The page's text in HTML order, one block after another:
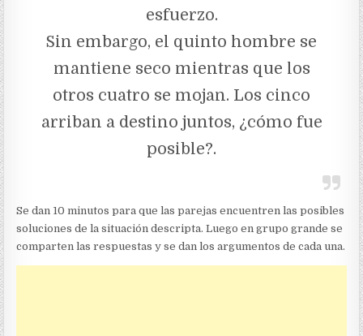
esfuerzo.
Sin embargo, el quinto hombre se
mantiene seco mientras que los
otros cuatro se mojan. Los cinco
arriban a destino juntos, ¿cómo fue
posible?.
Se dan 10 minutos para que las parejas encuentren las posibles
soluciones de la situación descripta. Luego en grupo grande se
comparten las respuestas y se dan los argumentos de cada una.